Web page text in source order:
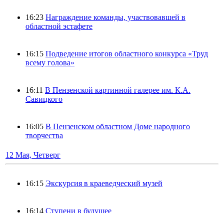
16:23 Награждение команды, участвовавшей в
областной эстафете
16:15 Подведение итогов областного конкурса «Труд
всему голова»
16:11 В Пензенской картинной галерее им. К.А.
Савицкого
16:05 В Пензенском областном Доме народного
творчества
12 Мая, Четверг
16:15 Экскурсия в краеведческий музей
16:14 Ступени в будущее